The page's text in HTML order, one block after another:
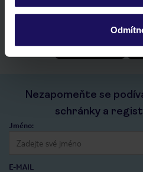
historie vyhledávání a
kontakt s TUI a všechny
Nezapomeňte se
schránky a
Jméno:
E-MAIL